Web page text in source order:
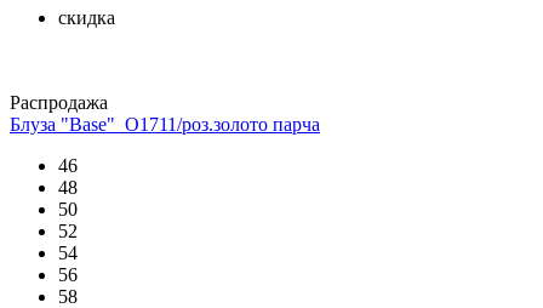
скидка
Распродажа
Блуза "Base"_О1711/роз.золото парча
46
48
50
52
54
56
58